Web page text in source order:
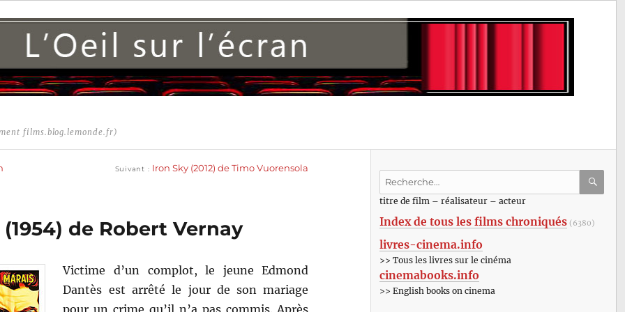
films.blog.lemonde.fr)
Suivant Iron Sky (2012) de Timo Vuorensola
de Robert Vernay
Victime d’un complot, le jeune Edmond
Dantès est arrêté le jour de son mariage
pour un crime qu’il n’a pas commis. Après
Recherche
:titre de film – réalisateur – acteur
Index de tous les films chroniqués (6380)
livres-cinema.info
>> Tous les livres sur le cinéma
cinemabooks.info
>> English books on cinema